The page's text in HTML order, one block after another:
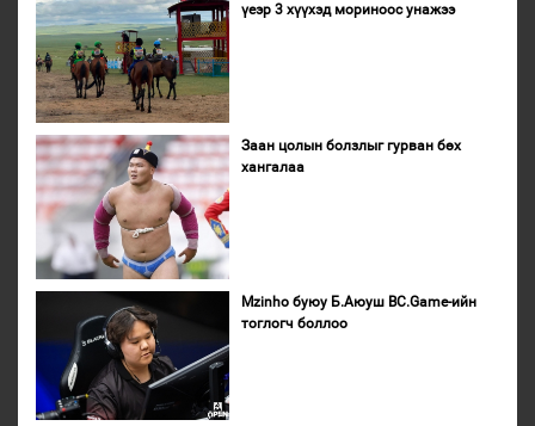
үеэр 3 хүүхэд мориноос унажээ
Заан цолын болзлыг гурван бөх
хангалаа
Mzinho буюу Б.Аюуш BC.Game-ийн
тоглогч боллоо